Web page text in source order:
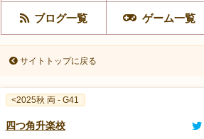
ブログ一覧 ゲーム一覧
サイトトップに戻る
<2025秋 両 - G41
四つ角升楽校